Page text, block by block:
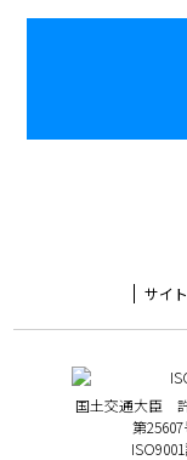
サイ
国土交通大臣 許
第